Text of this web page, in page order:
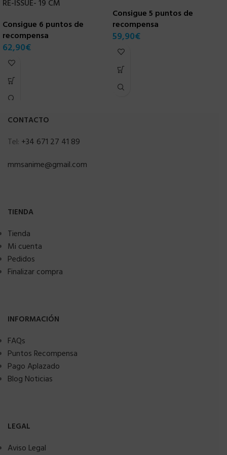
RE-ISSUE- 19 CM
Consigue 6 puntos de
recompensa
62,90€
Consigue 5 puntos de
recompensa
59,90€
CONTACTO
Tel: +34 671 27 41 89
mmsanime@gmail.com
TIENDA
Tienda
Mi cuenta
Pedidos
Finalizar compra
INFORMACIÓN
FAQs
Puntos Recompensa
Pago Aplazado
Blog Noticias
LEGAL
Aviso Legal